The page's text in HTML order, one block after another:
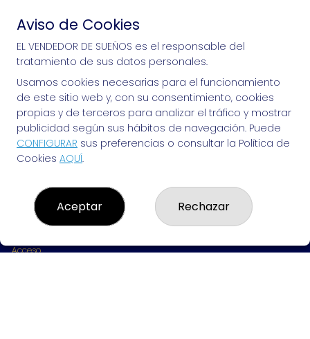
Si puedes soñarlo, puedes hacerlo, ¡mucha
suerte!
EL VENDEDOR DE SUEÑOS
¿Quiénes somos?
Resultados
Contacto
Empresas
Acceso
Aviso de Cookies
EL VENDEDOR DE SUEÑOS es el responsable del
tratamiento de sus datos personales.
Usamos cookies necesarias para el funcionamiento
de este sitio web y, con su consentimiento, cookies
propias y de terceros para analizar el tráfico y mostrar
publicidad según sus hábitos de navegación. Puede
CONFIGURAR sus preferencias o consultar la Política de
Cookies AQUÍ.
Aceptar Rechazar